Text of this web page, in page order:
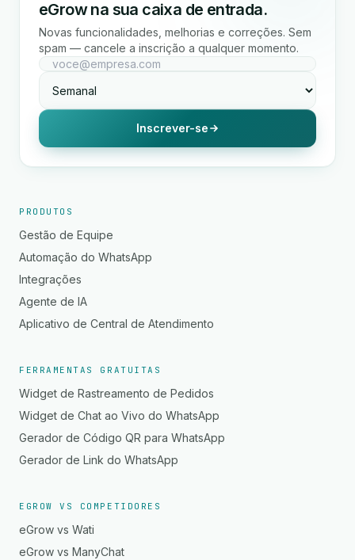
eGrow na sua caixa de entrada.
Novas funcionalidades, melhorias e correções. Sem
spam — cancele a inscrição a qualquer momento.
Inscrever-se
PRODUTOS
Gestão de Equipe
Automação do WhatsApp
Integrações
Agente de IA
Aplicativo de Central de Atendimento
FERRAMENTAS GRATUITAS
Widget de Rastreamento de Pedidos
Widget de Chat ao Vivo do WhatsApp
Gerador de Código QR para WhatsApp
Gerador de Link do WhatsApp
EGROW VS COMPETIDORES
eGrow vs Wati
eGrow vs ManyChat